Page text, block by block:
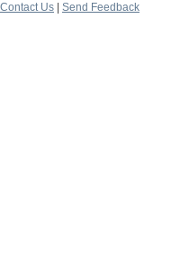
Contact Us
Send Feedback